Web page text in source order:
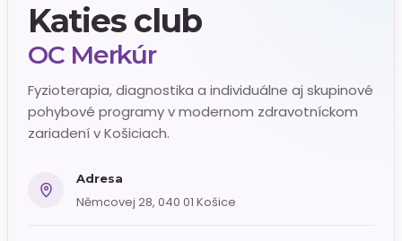
Katies club
OC Merkúr
Fyzioterapia, diagnostika a individuálne aj skupinové
pohybové programy v modernom zdravotníckom
zariadení v Košiciach.
Adresa
Němcovej 28, 040 01 Košice